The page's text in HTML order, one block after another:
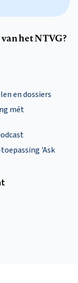
het NTVG?
en dossiers
mét
'Ask